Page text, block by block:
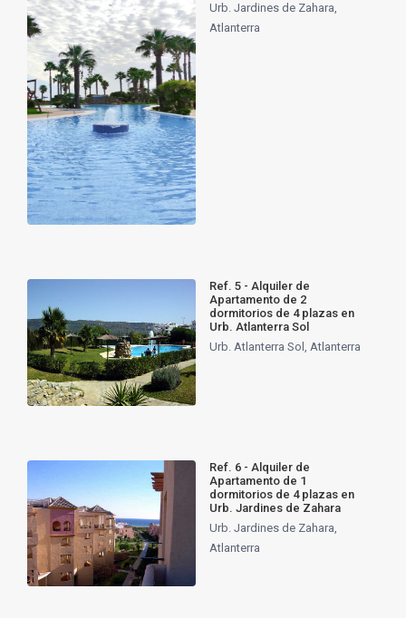
Urb. Jardines de Zahara,
Atlanterra
Ref. 5 - Alquiler de
Apartamento de 2
dormitorios de 4 plazas en
Urb. Atlanterra Sol
Urb. Atlanterra Sol,Atlanterra
Ref. 6 - Alquiler de
Apartamento de 1
dormitorios de 4 plazas en
Urb. Jardines de Zahara
Urb. Jardines de Zahara
Atlanterra